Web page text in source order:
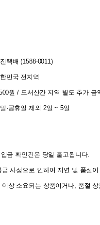
택배 (1588-0011)
민국 전지역
원 / 도서산간 지역 별도 추가 금
·공휴일 제외 2일 ~ 5일
금 확인건은 당일 출고됩니다.
사정으로 인하여 지연 및 품절이
상 소요되는 상품이거나, 품절